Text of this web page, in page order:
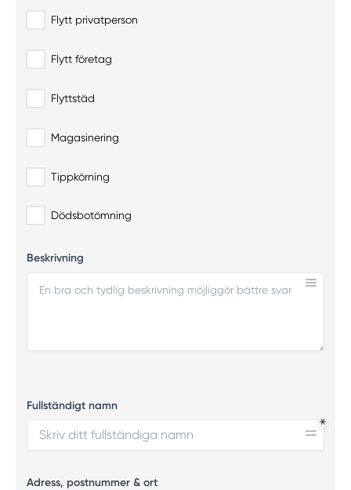
Flytt privatperson
Flytt företag
Flyttstäd
Magasinering
Tippkörning
Dödsbotömning
Beskrivning
Fullständigt namn
Adress, postnummer & ort